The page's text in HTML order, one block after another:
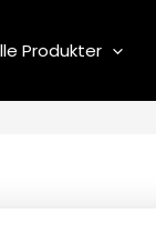
Produkter